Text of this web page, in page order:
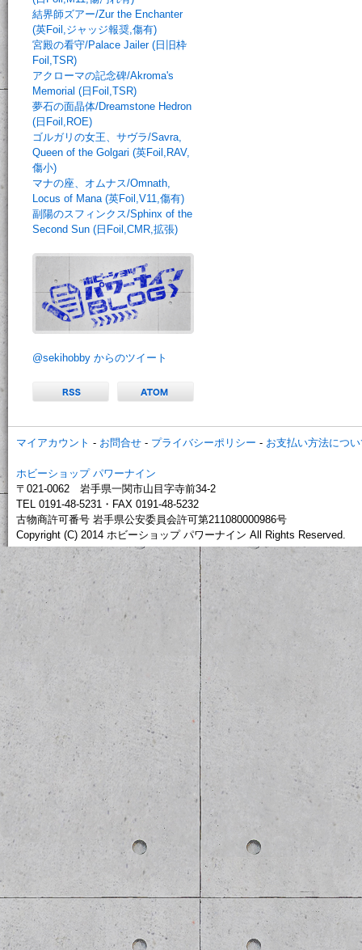
結界師ズアー/Zur the Enchanter
(英Foil,ジャッジ報奨,傷有)
宮殿の看守/Palace Jailer (日旧枠
Foil,TSR)
アクローマの記念碑/Akroma's
Memorial (日Foil,TSR)
夢石の面晶体/Dreamstone Hedron
(日Foil,ROE)
ゴルガリの女王、サヴラ/Savra,
Queen of the Golgari (英Foil,RAV,
傷小)
マナの座、オムナス/Omnath,
Locus of Mana (英Foil,V11,傷有)
副陽のスフィンクス/Sphinx of the
Second Sun (日Foil,CMR,拡張)
@sekihobby からのツイート
マイアカウント - お問合せ - プライバシーポリシー - お支払い方法につ
ホビーショップ パワーナイン
〒021-0062 岩手県一関市山目字寺前34-2
TEL 0191-48-5231・FAX 0191-48-5232
古物商許可番号 岩手県公安委員会許可第211080000986号
Copyright (C) 2014 ホビーショップ パワーナイン All Rights Reserved.